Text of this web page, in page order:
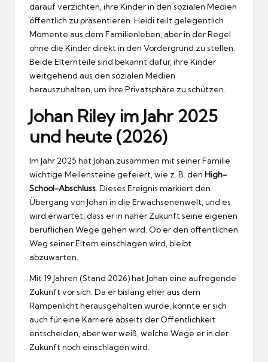
darauf verzichten, ihre Kinder in den sozialen Medien
öffentlich zu präsentieren. Heidi teilt gelegentlich
Momente aus dem Familienleben, aber in der Regel
ohne die Kinder direkt in den Vordergrund zu stellen.
Beide Elternteile sind bekannt dafür, ihre Kinder
weitgehend aus den sozialen Medien
herauszuhalten, um ihre Privatsphäre zu schützen.
Johan Riley im Jahr 2025
und heute (2026)
Im Jahr 2025 hat Johan zusammen mit seiner Familie
wichtige Meilensteine gefeiert, wie z. B. den High-
School-Abschluss . Dieses Ereignis markiert den
Übergang von Johan in die Erwachsenenwelt, und es
wird erwartet, dass er in naher Zukunft seine eigenen
beruflichen Wege gehen wird. Ob er den öffentlichen
Weg seiner Eltern einschlagen wird, bleibt
abzuwarten.
Mit 19 Jahren (Stand 2026) hat Johan eine aufregende
Zukunft vor sich. Da er bislang eher aus dem
Rampenlicht herausgehalten wurde, könnte er sich
auch für eine Karriere abseits der Öffentlichkeit
entscheiden, aber wer weiß, welche Wege er in der
Zukunft noch einschlagen wird.